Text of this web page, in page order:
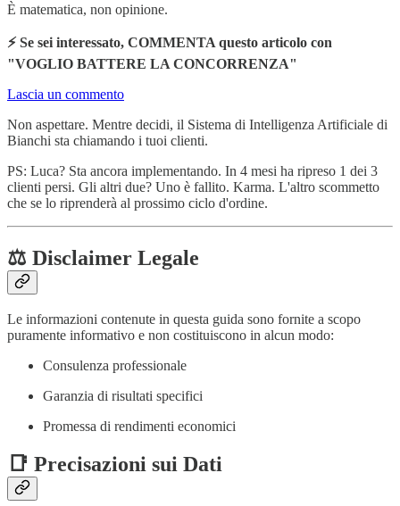
È matematica, non opinione.
⚡ Se sei interessato, COMMENTA questo articolo con
"VOGLIO BATTERE LA CONCORRENZA"
Lascia un commento
Non aspettare. Mentre decidi, il Sistema di Intelligenza Artificiale di
Bianchi sta chiamando i tuoi clienti.
PS: Luca? Sta ancora implementando. In 4 mesi ha ripreso 1 dei 3
clienti persi. Gli altri due? Uno è fallito. Karma. L'altro scommetto
che se lo riprenderà al prossimo ciclo d'ordine.
⚖️ Disclaimer Legale
Le informazioni contenute in questa guida sono fornite a scopo
puramente informativo e non costituiscono in alcun modo:
Consulenza professionale
Garanzia di risultati specifici
Promessa di rendimenti economici
📑 Precisazioni sui Dati